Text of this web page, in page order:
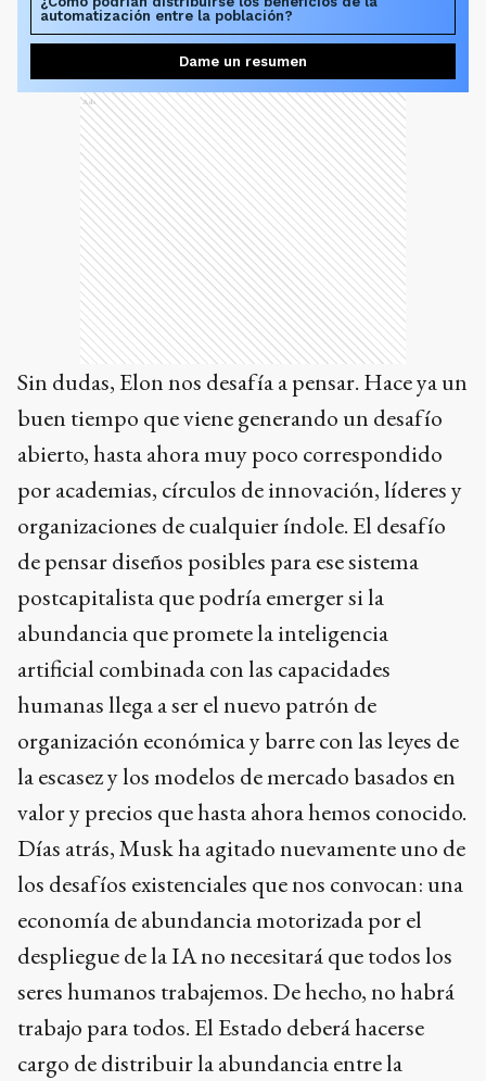
automatización entre la población?
Dame un resumen
Ads
Sin dudas, Elon nos desafía a pensar. Hace ya un
buen tiempo que viene generando un desafío
abierto, hasta ahora muy poco correspondido
por academias, círculos de innovación, líderes y
organizaciones de cualquier índole. El desafío
de pensar diseños posibles para ese sistema
postcapitalista que podría emerger si la
abundancia que promete la inteligencia
artificial combinada con las capacidades
humanas llega a ser el nuevo patrón de
organización económica y barre con las leyes de
la escasez y los modelos de mercado basados en
valor y precios que hasta ahora hemos conocido.
Días atrás, Musk ha agitado nuevamente uno de
los desafíos existenciales que nos convocan: una
economía de abundancia motorizada por el
despliegue de la IA no necesitará que todos los
seres humanos trabajemos. De hecho, no habrá
trabajo para todos. El Estado deberá hacerse
cargo de distribuir la abundancia entre la